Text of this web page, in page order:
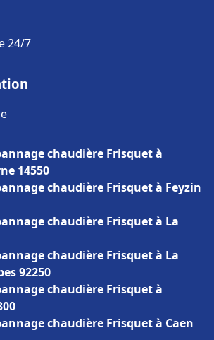
24/7
chaudière Frisquet à
14550
chaudière Frisquet à Feyzin
chaudière Frisquet à La
chaudière Frisquet à La
92250
chaudière Frisquet à
chaudière Frisquet à Caen